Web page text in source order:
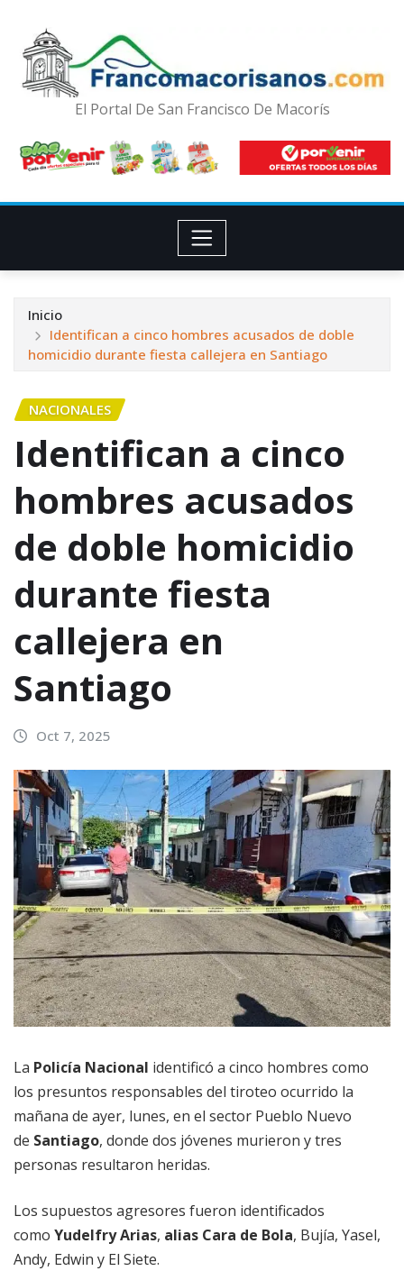
El Portal De San Francisco De Macorís
Inicio
Identifican a cinco hombres acusados de doble
homicidio durante fiesta callejera en Santiago
NACIONALES
Identifican a cinco
hombres acusados
de doble homicidio
durante fiesta
callejera en
Santiago
Oct 7, 2025
La Policía Nacional identificó a cinco hombres como
los presuntos responsables del tiroteo ocurrido la
mañana de ayer, lunes, en el sector Pueblo Nuevo
de Santiago, donde dos jóvenes murieron y tres
personas resultaron heridas.
Los supuestos agresores fueron identificados
como Yudelfry Arias, alias Cara de Bola, Bujía, Yasel,
Andy, Edwin y El Siete.